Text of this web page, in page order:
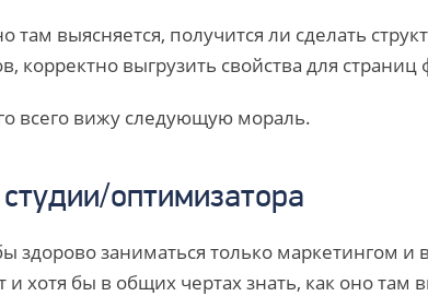
там выясняется, получится ли сделать
корректно выгрузить свойства для страниц
всего вижу следующую мораль.
оптимизатора
здорово заниматься только маркетингом и
и хотя бы в общих чертах знать, как оно там